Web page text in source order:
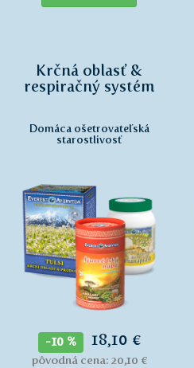
Krčná oblasť &
respiračný systém
Domáca ošetrovateľská
starostlivosť
-10 % 18,10 €
pôvodná cena: 20,10 €